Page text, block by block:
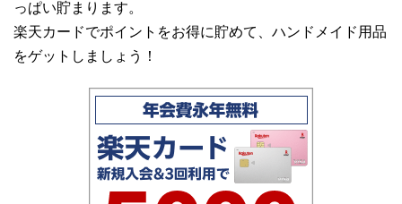
っぱい貯まります。
楽天カードでポイントをお得に貯めて、ハンドメイド用品
をゲットしましょう！